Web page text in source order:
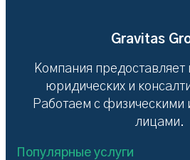
Gravitas
Компания
юридических и
Работаем с физическими
лицами.
Популярные услуги